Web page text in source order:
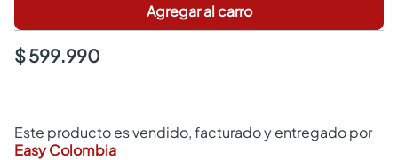
Agregar al carro
$ 599.990
Este producto es vendido, facturado y entregado por
Easy Colombia